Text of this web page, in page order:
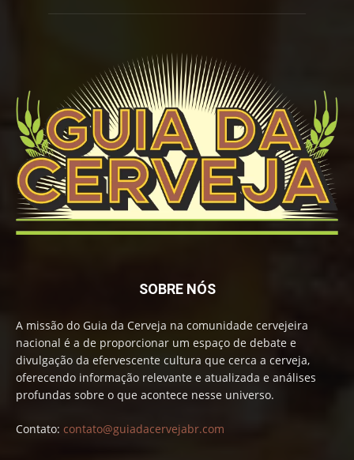
SOBRE NÓS
A missão do Guia da Cerveja na comunidade cervejeira
nacional é a de proporcionar um espaço de debate e
divulgação da efervescente cultura que cerca a cerveja,
oferecendo informação relevante e atualizada e análises
profundas sobre o que acontece nesse universo.
Contato: contato@guiadacervejabr.com